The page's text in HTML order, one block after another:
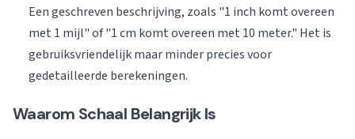
Een geschreven beschrijving, zoals "1 inch komt overeen
met 1 mijl" of "1 cm komt overeen met 10 meter." Het is
gebruiksvriendelijk maar minder precies voor
gedetailleerde berekeningen.
Waarom Schaal Belangrijk Is